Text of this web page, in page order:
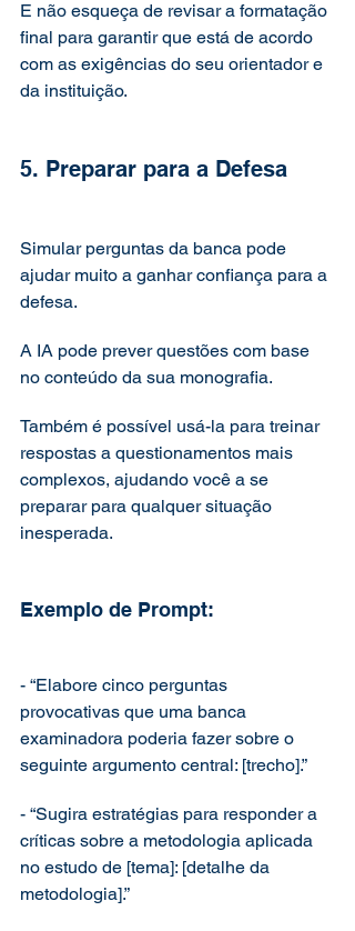
E não esqueça de revisar a formatação
final para garantir que está de acordo
com as exigências do seu orientador e
da instituição.
5. Preparar para a Defesa
Simular perguntas da banca pode
ajudar muito a ganhar confiança para a
defesa.
A IA pode prever questões com base
no conteúdo da sua monografia.
Também é possível usá-la para treinar
respostas a questionamentos mais
complexos, ajudando você a se
preparar para qualquer situação
inesperada.
Exemplo de Prompt:
- “Elabore cinco perguntas
provocativas que uma banca
examinadora poderia fazer sobre o
seguinte argumento central: [trecho].”
- “Sugira estratégias para responder a
críticas sobre a metodologia aplicada
no estudo de [tema]: [detalhe da
metodologia].”